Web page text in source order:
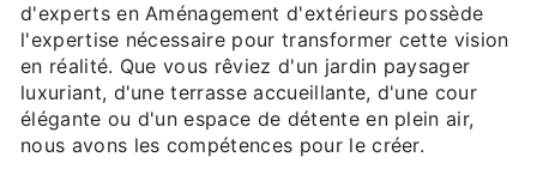
d'experts en Aménagement d'extérieurs possède
l'expertise nécessaire pour transformer cette vision
en réalité. Que vous rêviez d'un jardin paysager
luxuriant, d'une terrasse accueillante, d'une cour
élégante ou d'un espace de détente en plein air,
nous avons les compétences pour le créer.